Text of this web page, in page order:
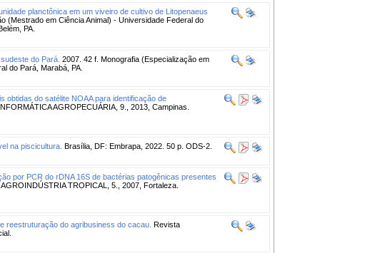
planctônica em um viveiro de cultivo de Litopenaeus
(Mestrado em Ciência Animal) - Universidade Federal do
PA.
do Pará. 2007. 42 f. Monografia (Especialização em
do Pará, Marabá, PA.
obtidas do satélite NOAA para identificação de
AGROPECUÁRIA, 9., 2013, Campinas.
na piscicultura. Brasília, DF: Embrapa, 2022. 50 p. ODS-2.
por PCR do rDNA 16S de bactérias patogênicas presentes
TROPICAL, 5., 2007, Fortaleza.
reestruturação do agribusiness do cacau. Revista